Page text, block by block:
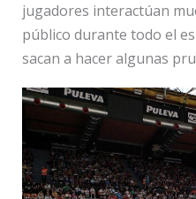
jugadores interactúan
público durante todo el
sacan a hacer algunas